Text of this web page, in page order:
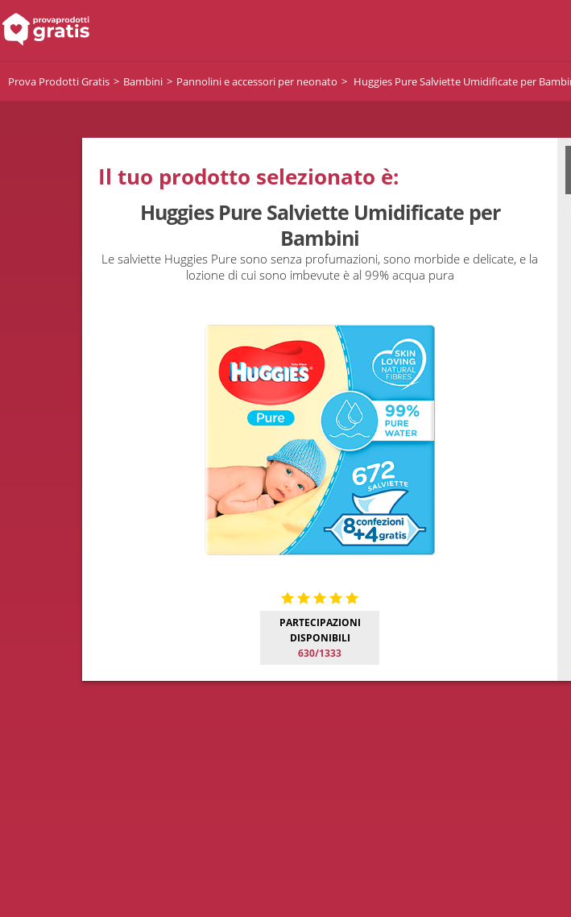
Prova Prodotti Gratis Bambini Pannolini e accessori per neonato Huggies Pure Salviette Umidificate per
Il tuo prodotto selezionato è:
Huggies Pure Salviette Umidificate per
Bambini
Le salviette Huggies Pure sono senza profumazioni, sono morbide e delicate, e la
lozione di cui sono imbevute è al 99% acqua pura
PARTECIPAZIONI
DISPONIBILI
630/1333